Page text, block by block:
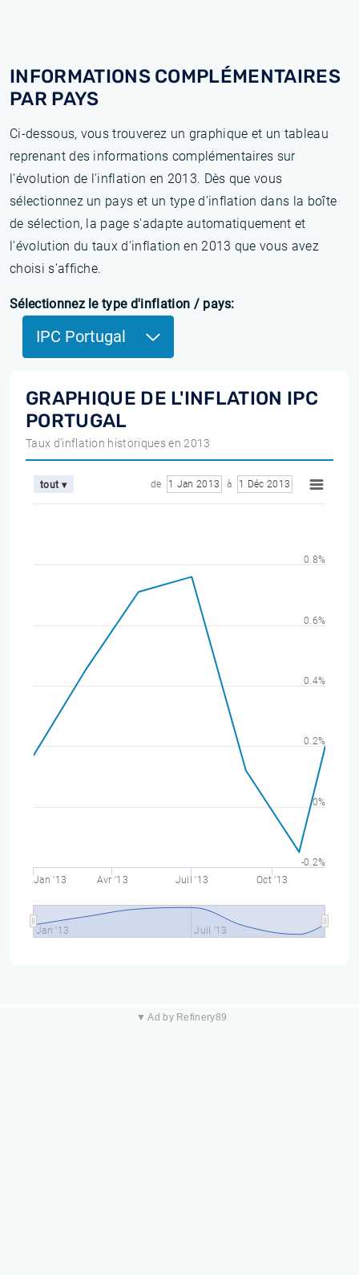
INFORMATIONS COMPLÉMENTAIRES
PAR PAYS
Ci-dessous, vous trouverez un graphique et un tableau
reprenant des informations complémentaires sur
l’évolution de l'inflation en 2013. Dès que vous
sélectionnez un pays et un type d'inflation dans la boîte
de sélection, la page s'adapte automatiquement et
l'évolution du taux d'inflation en 2013 que vous avez
choisi s'affiche.
Sélectionnez le type d'inflation / pays:
IPC Portugal
GRAPHIQUE DE L'INFLATION IPC
PORTUGAL
Taux d'inflation historiques en 2013
tout ▾ de 1 Jan 2013 à 1 Déc 2013
Jan '13 Avr '13 Juil '13 Oct '13
Jan '13 Juil '13
-0.2%
0%
0.2%
0.4%
0.6%
0.8%
▼ Ad by Refinery89